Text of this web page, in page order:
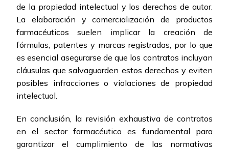
de la propiedad intelectual y los derechos de autor.
La elaboración y comercialización de productos
farmacéuticos suelen implicar la creación de
fórmulas, patentes y marcas registradas, por lo que
es esencial asegurarse de que los contratos incluyan
cláusulas que salvaguarden estos derechos y eviten
posibles infracciones o violaciones de propiedad
intelectual.
En conclusión, la revisión exhaustiva de contratos
en el sector farmacéutico es fundamental para
garantizar el cumplimiento de las normativas